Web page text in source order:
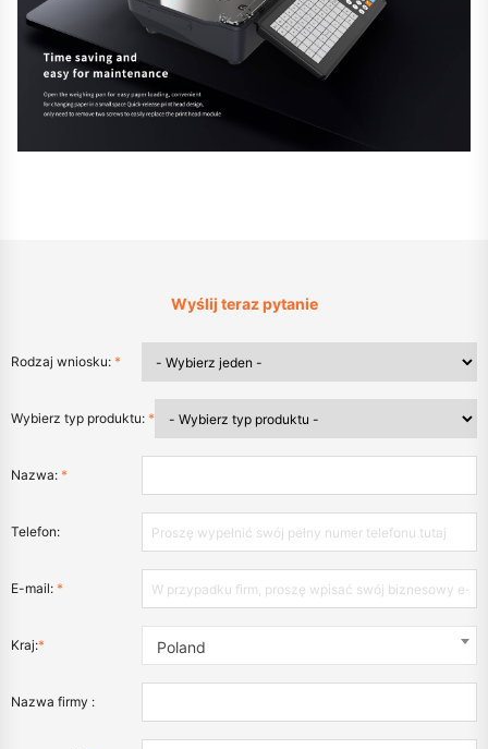
Wyślij teraz pytanie
Rodzaj wniosku: *
Wybierz typ produktu: *
Nazwa: *
Telefon:
E-mail: *
Kraj:* Poland
Nazwa firmy :